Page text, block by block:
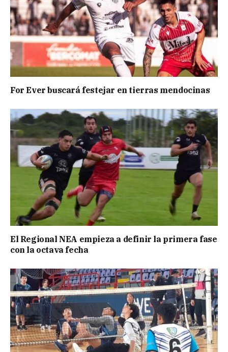
For Ever buscará festejar en tierras mendocinas
El Regional NEA empieza a definir la primera fase
con la octava fecha